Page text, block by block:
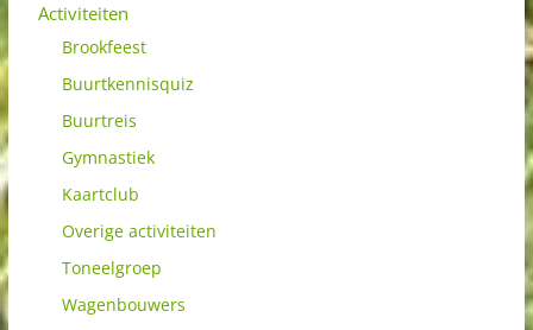
Activiteiten
Brookfeest
Buurtkennisquiz
Buurtreis
Gymnastiek
Kaartclub
Overige activiteiten
Toneelgroep
Wagenbouwers